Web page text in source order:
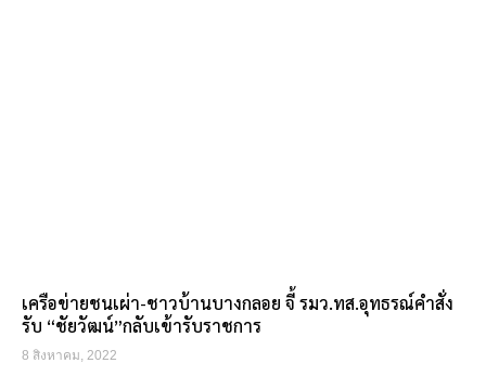
เครือข่ายชนเผ่า-ชาวบ้านบางกลอย จี้ รมว.ทส.อุทธรณ์คำสั่ง
รับ “ชัยวัฒน์”กลับเข้ารับราชการ
8 สิงหาคม, 2022